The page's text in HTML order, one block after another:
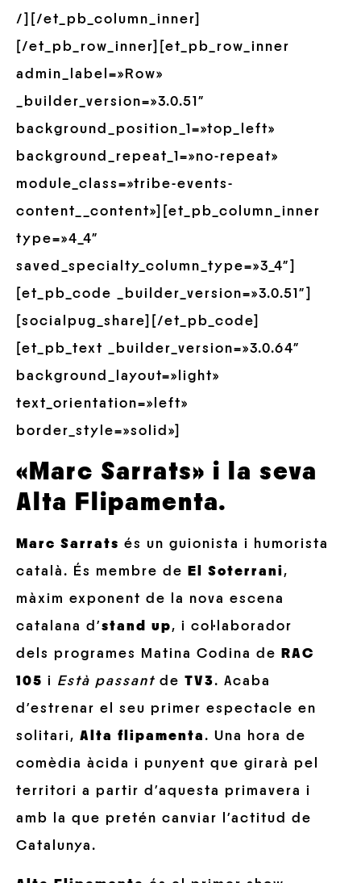
/][/et_pb_column_inner]
[/et_pb_row_inner][et_pb_row_inner
admin_label=»Row»
_builder_version=»3.0.51″
background_position_1=»top_left»
background_repeat_1=»no-repeat»
module_class=»tribe-events-
content__content»][et_pb_column_inner
type=»4_4″
saved_specialty_column_type=»3_4″]
[et_pb_code _builder_version=»3.0.51″]
[socialpug_share][/et_pb_code]
[et_pb_text _builder_version=»3.0.64″
background_layout=»light»
text_orientation=»left»
border_style=»solid»]
«Marc Sarrats» i la seva
Alta Flipamenta.
Marc Sarrats és un guionista i humorista
català. És membre de
El Soterrani,
màxim exponent de la nova escena
catalana d’stand up, i col·laborador
dels programes Matina Codina de
RAC
105 i Està passant de TV3. Acaba
d’estrenar el seu primer espectacle en
solitari, Alta flipamenta. Una hora de
comèdia àcida i punyent que girarà pel
territori a partir d’aquesta primavera i
amb la que pretén canviar l’actitud de
Catalunya.